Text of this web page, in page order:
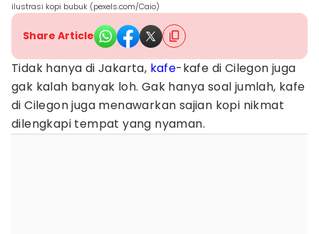
ilustrasi kopi bubuk (pexels.com/Caio)
Share Article
Tidak hanya di Jakarta, kafe-kafe di Cilegon juga
gak kalah banyak loh. Gak hanya soal jumlah, kafe
di Cilegon juga menawarkan sajian kopi nikmat
dilengkapi tempat yang nyaman.